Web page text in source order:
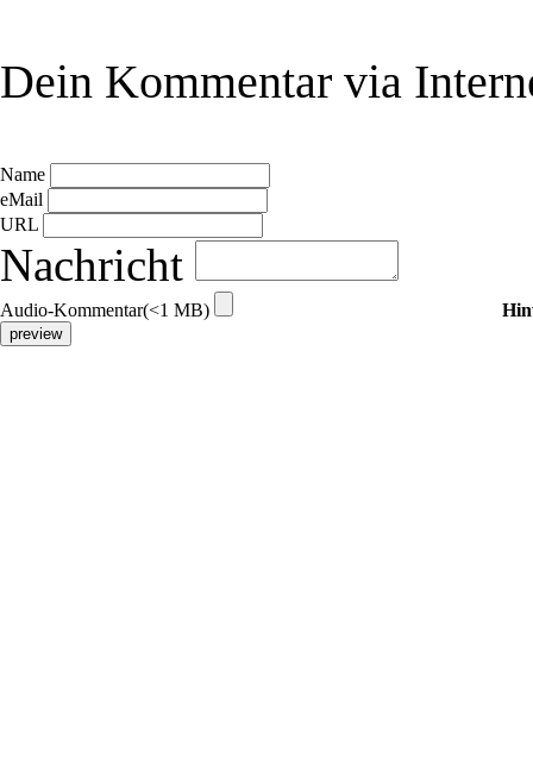
Dein Kommentar via
Name
eMail
URL
Nachricht
Audio-Kommentar(<1 MB)